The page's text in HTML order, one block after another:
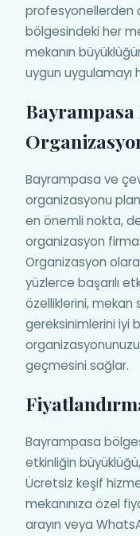
profesyonellerden
bölgesindeki her
mekanın
uygun uygulamayı
Bayrampasa ve
organizasyonu
en önemli nokta,
organizasyon
Organizasyon
yüzlerce başarılı
özelliklerini, mekan
gereksinimlerini iyi
geçmesini sağlar.
Bayrampasa
etkinliğin
Ücretsiz keşif
mekanınıza özel
arayın veya